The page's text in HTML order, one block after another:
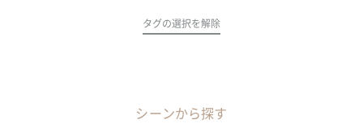
タグの選択を解除
シーンから探す